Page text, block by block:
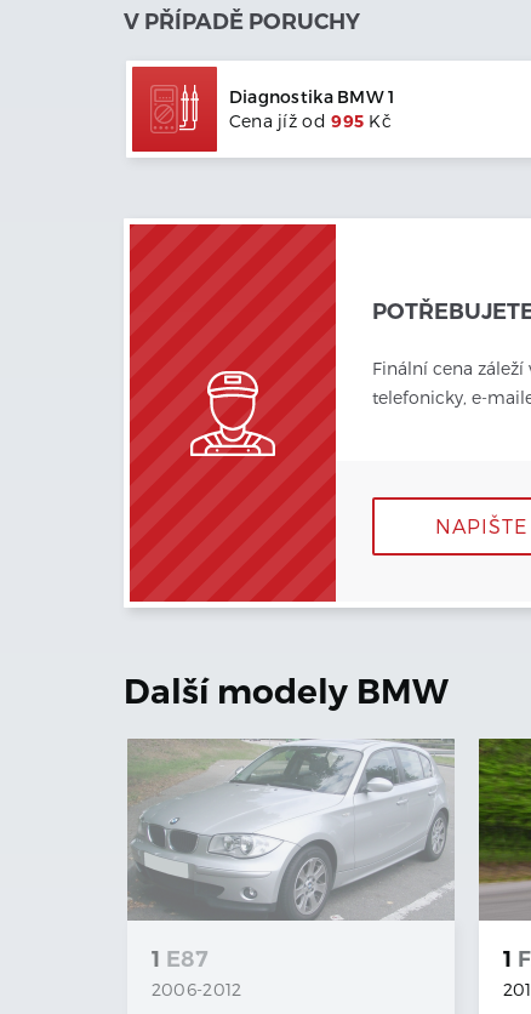
V PŘÍPADĚ PORUCHY
Diagnostika BMW1
Cena jíž od995 Kč
Finální cena záleží
telefonicky, e-
Další modely BMW
1 E87
2006-2012
1